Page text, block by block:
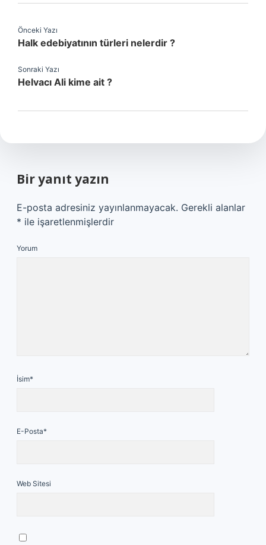
Önceki Yazı
Halk edebiyatının türleri nelerdir ?
Sonraki Yazı
Helvacı Ali kime ait ?
Bir yanıt yazın
E-posta adresiniz yayınlanmayacak. Gerekli alanlar
* ile işaretlenmişlerdir
Yorum
İsim*
E-Posta*
Web Sitesi